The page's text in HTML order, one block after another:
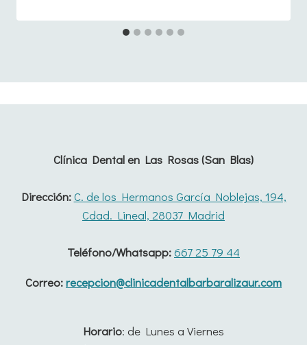
Clínica Dental en Las Rosas (San Blas)
Dirección:C. de los Hermanos García Noblejas, 194,
Cdad. Lineal, 28037 Madrid
Teléfono/Whatsapp:667 25 79 44
Correo:recepcion@clinicadentalbarbaralizaur.com
Horario: de Lunes a Viernes